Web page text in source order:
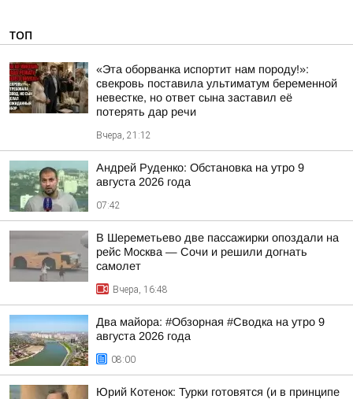
ТОП
«Эта оборванка испортит нам породу!»:
свекровь поставила ультиматум беременной
невестке, но ответ сына заставил её
потерять дар речи
Вчера, 21:12
Андрей Руденко: Обстановка на утро 9
августа 2026 года
07:42
В Шереметьево две пассажирки опоздали на
рейс Москва — Сочи и решили догнать
самолет
Вчера, 16:48
Два майора: #Обзорная #Сводка на утро 9
августа 2026 года
08:00
Юрий Котенок: Турки готовятся (и в принципе